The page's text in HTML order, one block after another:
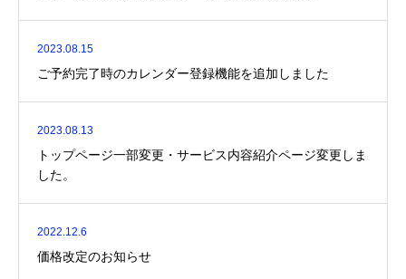
2023.08.15
ご予約完了時のカレンダー登録機能を追加しました
2023.08.13
トップページ一部変更・サービス内容紹介ページ変更しま
した。
2022.12.6
価格改定のお知らせ